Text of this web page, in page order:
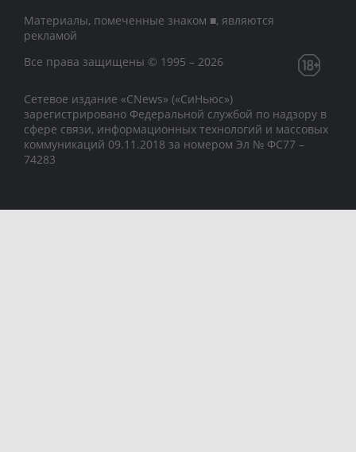
Материалы, помеченные знаком ■, являются
рекламой
Все права защищены © 1995 – 2026
Сетевое издание «CNews» («СиНьюс»)
зарегистрировано Федеральной службой по надзору в
сфере связи, информационных технологий и массовых
коммуникаций 09.11.2018 за номером Эл № ФС77 –
74283